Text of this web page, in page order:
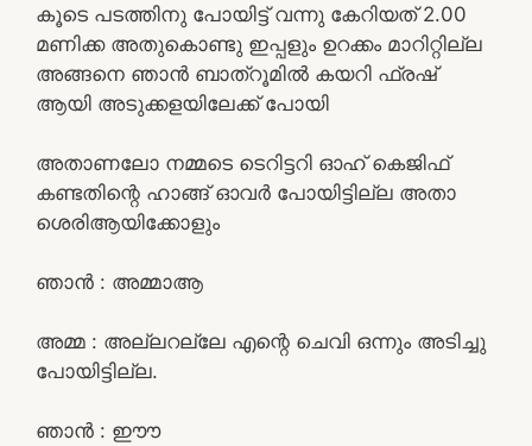
കൂടെ പടത്തിനു പോയിട്ട് വന്നു കേറിയത്‌ 2.00
മണിക്ക അതുകൊണ്ടു ഇപ്പളും ഉറക്കം മാറിറ്റില്ല
അങ്ങനെ ഞാൻ ബാത്‌റൂമിൽ കയറി ഫ്രഷ്
ആയി അടുക്കളയിലേക്ക് പോയി
അതാണലോ നമ്മടെ ടെറിട്ടറി ഓഹ് കെജിഫ്
കണ്ടതിന്റെ ഹാങ്ങ്‌ ഓവർ പോയിട്ടില്ല അതാ
ശെരിആയിക്കോളും
ഞാൻ : അമ്മാആ
അമ്മ : അല്ലറല്ലേ എന്റെ ചെവി ഒന്നും അടിച്ചു
പോയിട്ടില്ല.
ഞാൻ : ഈൗ